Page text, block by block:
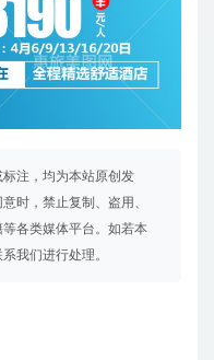
注，均为本站原创发
时，禁止复制、盗用、
各类媒体平台。如若本
我们进行处理。